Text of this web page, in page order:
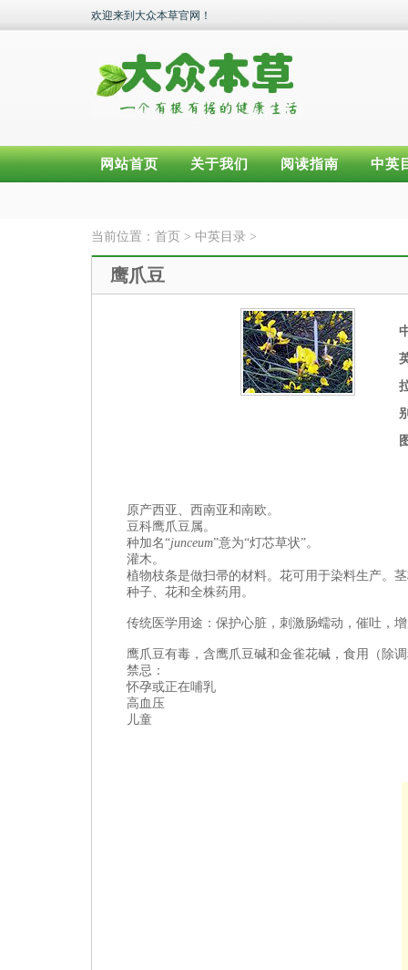
欢迎来到大众本草官网！
网站首页 关于我们 阅读指南 中英
当前位置： 首页 > 中英目录 >
鹰爪豆
原产西亚、西南亚和南欧。
豆科鹰爪豆属。
种加名“junceum”意为“灯芯草状”。
灌木。
植物枝条是做扫帚的材料。花可用于染料生产。
种子、花和全株药用。
传统医学用途：保护心脏，刺激肠蠕动，催吐，
鹰爪豆有毒，含鹰爪豆碱和金雀花碱，食用（除
禁忌：
怀孕或正在哺乳
高血压
儿童